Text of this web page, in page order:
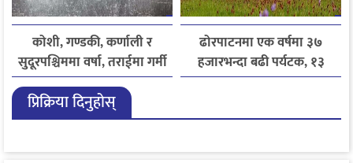
कोशी, गण्डकी, कर्णाली र
सुदूरपश्चिममा वर्षा, तराईमा गर्मी
बढ्ने अनुमान
ढोरपाटनमा एक वर्षमा ३७
हजारभन्दा बढी पर्यटक, १३
हजारले बढ्यो आगमन
प्रिक्रिया दिनुहोस्